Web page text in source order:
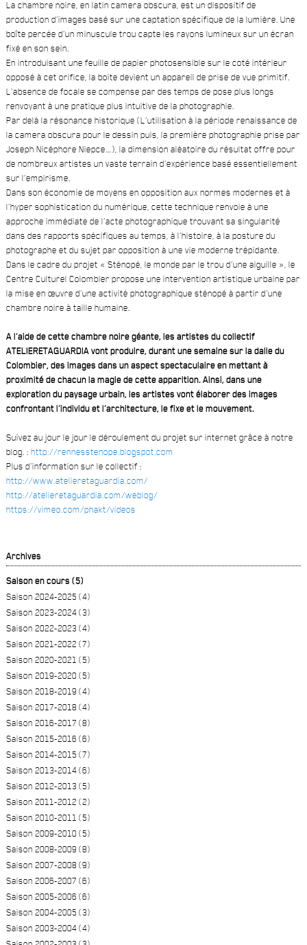
La chambre noire, en latin camera obscura, est un dispositif de
production d’images basé sur une captation spécifique de la lumière. Une
boîte percée d’un minuscule trou capte les rayons lumineux sur un écran
fixé en son sein.
En introduisant une feuille de papier photosensible sur le coté intérieur
opposé à cet orifice, la boite devient un appareil de prise de vue primitif.
L’absence de focale se compense par des temps de pose plus longs
renvoyant à une pratique plus intuitive de la photographie.
Par delà la résonance historique (L’utilisation à la période renaissance de
la camera obscura pour le dessin puis, la première photographie prise par
Joseph Nicéphore Niepce…), la dimension aléatoire du résultat offre pour
de nombreux artistes un vaste terrain d’expérience basé essentiellement
sur l’empirisme.
Dans son économie de moyens en opposition aux normes modernes et à
l’hyper sophistication du numérique, cette technique renvoie à une
approche immédiate de l’acte photographique trouvant sa singularité
dans des rapports spécifiques au temps, à l’histoire, à la posture du
photographe et du sujet par opposition à une vie moderne trépidante.
Dans le cadre du projet « Sténopé, le monde par le trou d’une aiguille », le
Centre Culturel Colombier propose une intervention artistique urbaine par
la mise en œuvre d’une activité photographique sténopé à partir d’une
chambre noire à taille humaine.
A l’aide de cette chambre noire géante, les artistes du collectif
ATELIERETAGUARDIA vont produire, durant une semaine sur la dalle du
Colombier, des images dans un aspect spectaculaire en mettant à
proximité de chacun la magie de cette apparition. Ainsi, dans une
exploration du paysage urbain, les artistes vont élaborer des images
confrontant l’individu et l’architecture, le fixe et le mouvement.
Suivez au jour le jour le déroulement du projet sur internet grâce à notre
blog. : http://rennesstenope.blogspot.com
Plus d’information sur le collectif :
http://www.atelieretaguardia.com/
http://atelieretaguardia.com/weblog/
https://vimeo.com/phakt/videos
Archives
Saison en cours (5)
Saison 2024-2025 (4)
Saison 2023-2024 (3)
Saison 2022-2023 (4)
Saison 2021-2022 (7)
Saison 2020-2021 (5)
Saison 2019-2020 (5)
Saison 2018-2019 (4)
Saison 2017-2018 (4)
Saison 2016-2017 (8)
Saison 2015-2016 (6)
Saison 2014-2015 (7)
Saison 2013-2014 (6)
Saison 2012-2013 (5)
Saison 2011-2012 (2)
Saison 2010-2011 (5)
Saison 2009-2010 (5)
Saison 2008-2009 (8)
Saison 2007-2008 (9)
Saison 2006-2007 (6)
Saison 2005-2006 (6)
Saison 2004-2005 (3)
Saison 2003-2004 (4)